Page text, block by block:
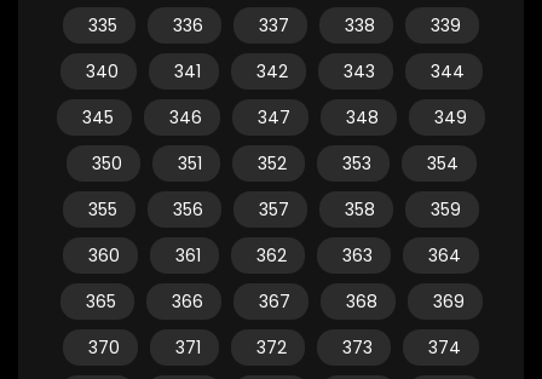
335
336 337 338
339
340
341 342 343
344
345
346 347 348
349
350
351 352 353
354
355
356 357 358
359
360
361 362 363
364
365
366 367 368
369
370
371 372 373
374